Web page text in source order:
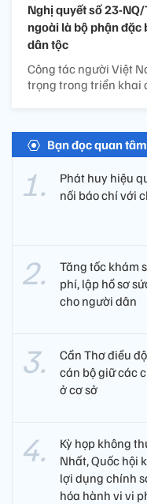
Nghị quyết số 23-
ngoài là bộ phận
dân tộc
Công tác người Việt
trọng trong triển khai
Bạn đọc quan tâm
Phát huy hiệu
nối báo chí với
Tăng tốc khám
phí, lập hồ sơ
cho người dân
Cần Thơ điều
cán bộ giữ các
ở cơ sở
Kỳ họp không
Nhất, Quốc hội
lợi dụng chính
hóa hành vi vi